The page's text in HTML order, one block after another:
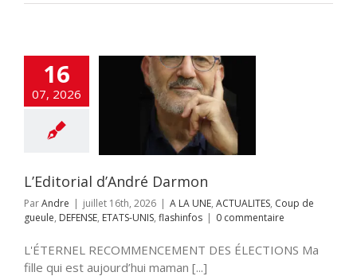
16
07, 2026
d’André
ACTUALITES
DEFENSE
L’Editorial d’André Darmon
ParAndre | juillet 16th, 2026 | A LA UNE, ACTUALITES, Coup de
gueule, DEFENSE, ETATS-UNIS, flashinfos | 0 commentaire
L'ÉTERNEL RECOMMENCEMENT DES ÉLECTIONS Ma
fille qui est aujourd’hui maman [...]